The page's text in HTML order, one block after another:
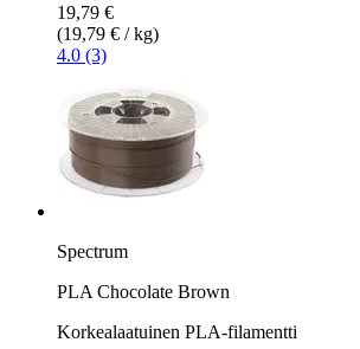
19,79 €
(19,79 € / kg)
4.0 (3)
Spectrum
PLA Chocolate Brown
Korkealaatuinen PLA-filamentti